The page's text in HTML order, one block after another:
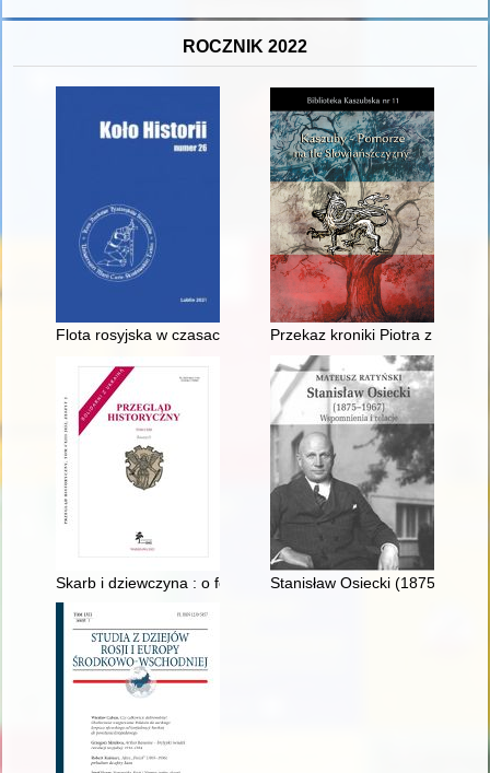
ROCZNIK 2022
Flota rosyjska w czasach panowania Piotra I
Przekaz kroniki Piotra z
Skarb i dziewczyna : o fortunie kasztelana halickiego Mikołaja
Stanisław Osiecki (1875-